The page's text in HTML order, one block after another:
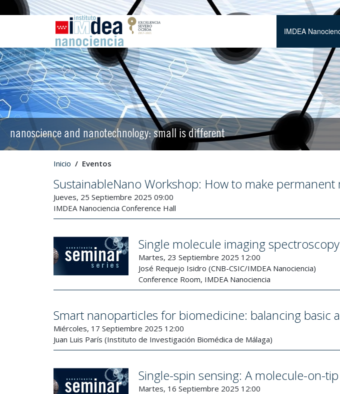
IMDEA
nanoscience and nanotechnology: small is different
Inicio Eventos
SustainableNano Workshop: How to make permanent
Jueves, 25 Septiembre 2025 09:00
IMDEA Nanociencia Conference Hall
Single molecule imaging spectroscopy
Martes, 23 Septiembre 2025 12:00
José Requejo Isidro (CNB-CSIC/IMDEA Nanociencia)
Conference Room, IMDEA Nanociencia
Smart nanoparticles for biomedicine: balancing basic
Miércoles, 17 Septiembre 2025 12:00
Juan Luis París (Instituto de Investigación Biomédica de Málaga)
Single-spin sensing: A molecule-on-
Martes, 16 Septiembre 2025 12:00